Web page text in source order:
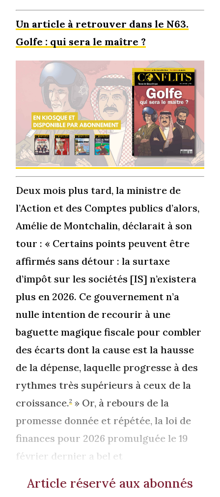
Un article à retrouver dans le N63.
Golfe : qui sera le maître ?
Deux mois plus tard, la ministre de
l’Action et des Comptes publics d’alors,
Amélie de Montchalin, déclarait à son
tour : « Certains points peuvent être
affirmés sans détour : la surtaxe
d’impôt sur les sociétés [IS] n’existera
plus en 2026. Ce gouvernement n’a
nulle intention de recourir à une
baguette magique fiscale pour combler
des écarts dont la cause est la hausse
de la dépense, laquelle progresse à des
rythmes très supérieurs à ceux de la
croissance.2 » Or, à rebours de la
promesse donnée et répétée, la loi de
finances pour 2026 promulguée le 19
février dernier a bel et
Article réservé aux abonnés